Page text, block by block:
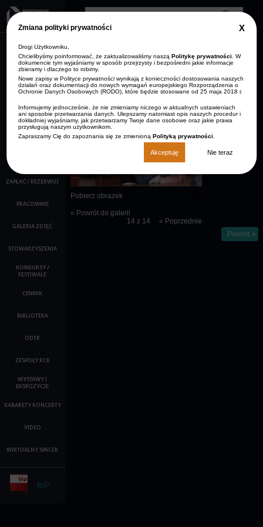
Zmiana polityki prywatności
Drogi Użytkowniku,
Chcielibyśmy poinformować, że zaktualizowaliśmy nasząPolitykę prywatności
. W
dokumencie tym wyjaśniamy w sposób przejrzysty i bezpośredni jakie informacje
zbieramy i dlaczego to robimy.
Nowe zapisy w Polityce prywatności wynikają z konieczności dostosowania naszych
działań oraz dokumentacji do nowych wymagań europejskiego Rozporządzenia o
Ochronie Danych Osobowych (RODO), które będzie stosowane od 25 maja 2018 r.
Informujemy jednocześnie, że nie zmieniamy niczego w aktualnych ustawieniach
ani sposobie przetwarzania danych. Ulepszamy natomiast opis naszych procedur i
dokładniej wyjaśniamy, jak przetwarzamy Twoje dane osobowe oraz jakie prawa
przysługują naszym użytkownikom.
Zapraszamy Cię do zapoznania się ze zmienionąPolityką prywatności
Akceptuję Nie teraz
Close
AKTUALNOŚCI
ARCHIWUM
AKTUALNOŚCI
O NAS
KALENDARZ IMPREZ
FILMY
ZAPŁAĆ / REZERWUJ
PRACOWNIE
GALERIA ZDJĘĆ
STOWARZYSZENIA
KONKURSY /
FESTIWALE
CENNIK
BIBLIOTEKA
ODTR
ZESPOŁY RCK
WYSTAWY I
EKSPOZYCJE
KABARETY KONCERTY
VIDEO
WIRTUALNY SPACER
BIP
KONTAKT
czcionki
Pobierz obrazek
« Powrót do galerii
14 z 14
« Poprzednie
Dzieci
wykonują
Powrót